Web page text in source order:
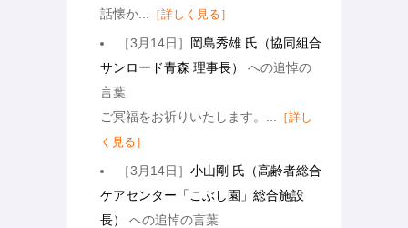
話懐か...
［詳しく見る］
［3月14日］ 岡島秀雄 氏（協同組合
サンロード青森 理事長）
への追悼の
言葉
ご冥福をお祈りいたします。...
［詳し
く見る］
［3月14日］小山剛 氏（高齢者総合
ケアセンター「こぶし園」総合施設
長）
への追悼の言葉